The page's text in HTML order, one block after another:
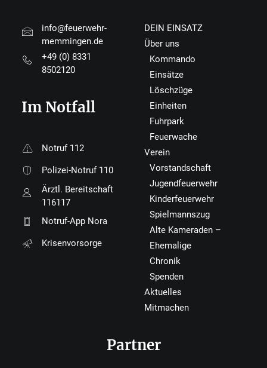
info@feuerwehr-
memmingen.de
+49 (0) 8331
8502120
Im Notfall
Notruf 112
Polizei-Notruf 110
Ärztl. Bereitschaft
116117
Notruf-App Nora
Krisenvorsorge
DEIN EINSATZ
Über uns
Kommando
Einsätze
Löschzüge
Einheiten
Fuhrpark
Feuerwache
Verein
Vorstandschaft
Jugendfeuerwehr
Kinderfeuerwehr
Spielmannszug
Alte Kameraden –
Ehemalige
Chronik
Spenden
Aktuelles
Mitmachen
Partner